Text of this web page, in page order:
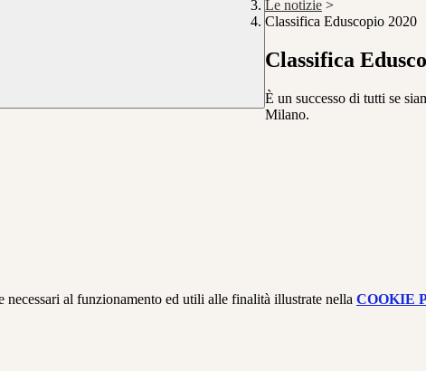
Le notizie >
Classifica Eduscopio 2020
Classifica
È un successo di tutti se
Milano.
al funzionamento ed utili alle finalità illustrate nella COOKIE